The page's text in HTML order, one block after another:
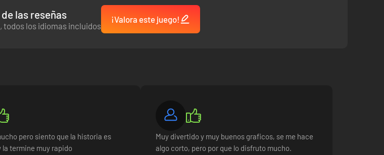
local por primera vez en modo online para recuperar la ciudad!
clásico mejorado con nuevas mecánicas.
elenco estelar de músicos de talla mundial.
las reseñas
todos los idiomas incluidos
¡Valora este juego!
pero siento que la historia es
la termine muy rapido
Muy divertido y muy buenos graficos, se me hace
algo corto, pero por que lo disfruto mucho.